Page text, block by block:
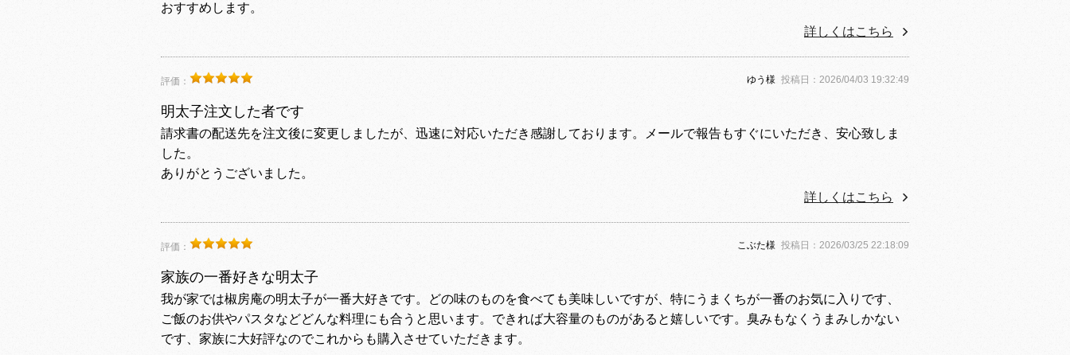
おすすめします。
詳しくはこちら
評価： ゆう様 投稿日：2026/04/03 19:32:49
明太子注文した者です
請求書の配送先を注文後に変更しましたが、迅速に対応いただき感謝しております。メールで報告もすぐにいただき、安心致しま
した。
ありがとうございました。
詳しくはこちら
評価： こぶた様 投稿日：2026/03/25 22:18:09
家族の一番好きな明太子
我が家では椒房庵の明太子が一番大好きです。どの味のものを食べても美味しいですが、特にうまくちが一番のお気に入りです、
ご飯のお供やパスタなどどんな料理にも合うと思います。できれば大容量のものがあると嬉しいです。臭みもなくうまみしかない
です、家族に大好評なのでこれからも購入させていただきます。